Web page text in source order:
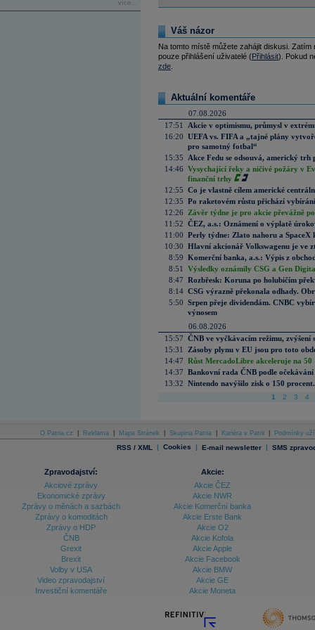
více...
Váš názor
Na tomto místě můžete zahájit diskusi.
pouze přihlášení uživatelé (Přihlásit). Pokud
zde
Aktuální komentáře
07.08.2026
17:51
Akcie v optimismu, průmysl v
16:20 UEFA vs. FIFA a „tajné plány
pro samotný fotbal“
15:35
Akce Fedu se odsouvá, americký
14:46 Vysychající řeky a ničivé požáry v
finanční trhy
12:55 Co je vlastně cílem americké
12:35 Po raketovém růstu přichází
12:26
Závěr týdne je pro akcie převážně
11:52 ČEZ, a.s.: Oznámení o výplatě
11:00 Perly týdne: Zlato nahoru a SpaceX
10:30 Hlavní akcionář Volkswagenu je ve
8:59 Komerční banka, a.s.: Výpis z
8:51
Výsledky oznámily CSG a Gen
8:47 Rozbřesk: Koruna po holubičím
8:14 CSG výrazně překonala odhady.
5:50 Srpen přeje dividendám. CNBC
výnosem
06.08.2026
15:57 ČNB ve vyčkávacím režimu, zvýšení
15:31
Zásoby plynu v EU jsou pro toto
14:47 Růst MercadoLibre akceleruje na
14:37 Bankovní rada ČNB podle
13:32 Nintendo navýšilo zisk o 150
1 2 3 4
O Patria.cz Reklama Mapa Stránek Skupina Patria Kariéra v Patrii Podmínky
RSS / XML | Cookies | E-mail newsletter | SMS
Zpravodajství:
Akciové zprávy
Ekonomické zprávy
Zprávy o měnách a sazbách
Zprávy o komoditách
Zprávy o HDP
ČNB
Grexit
Brexit
Volby v USA
Video zpravodajství
Investiční komentáře
Akcie:
Akcie ČEZ
Akcie NWR
Akcie Komerční banka
Akcie Erste Bank
Akcie O2
Akcie Kofola
Akcie Apple
Akcie Facebook
Akcie BMW
Akcie GE
Akcie Moneta